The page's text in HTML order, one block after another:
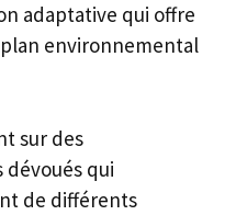
adaptative qui offre
environnemental
sur des
dévoués qui
de différents